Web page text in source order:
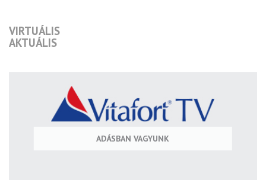
VIRTUÁLIS
AKTUÁLIS
ADÁSBAN VAGYUNK